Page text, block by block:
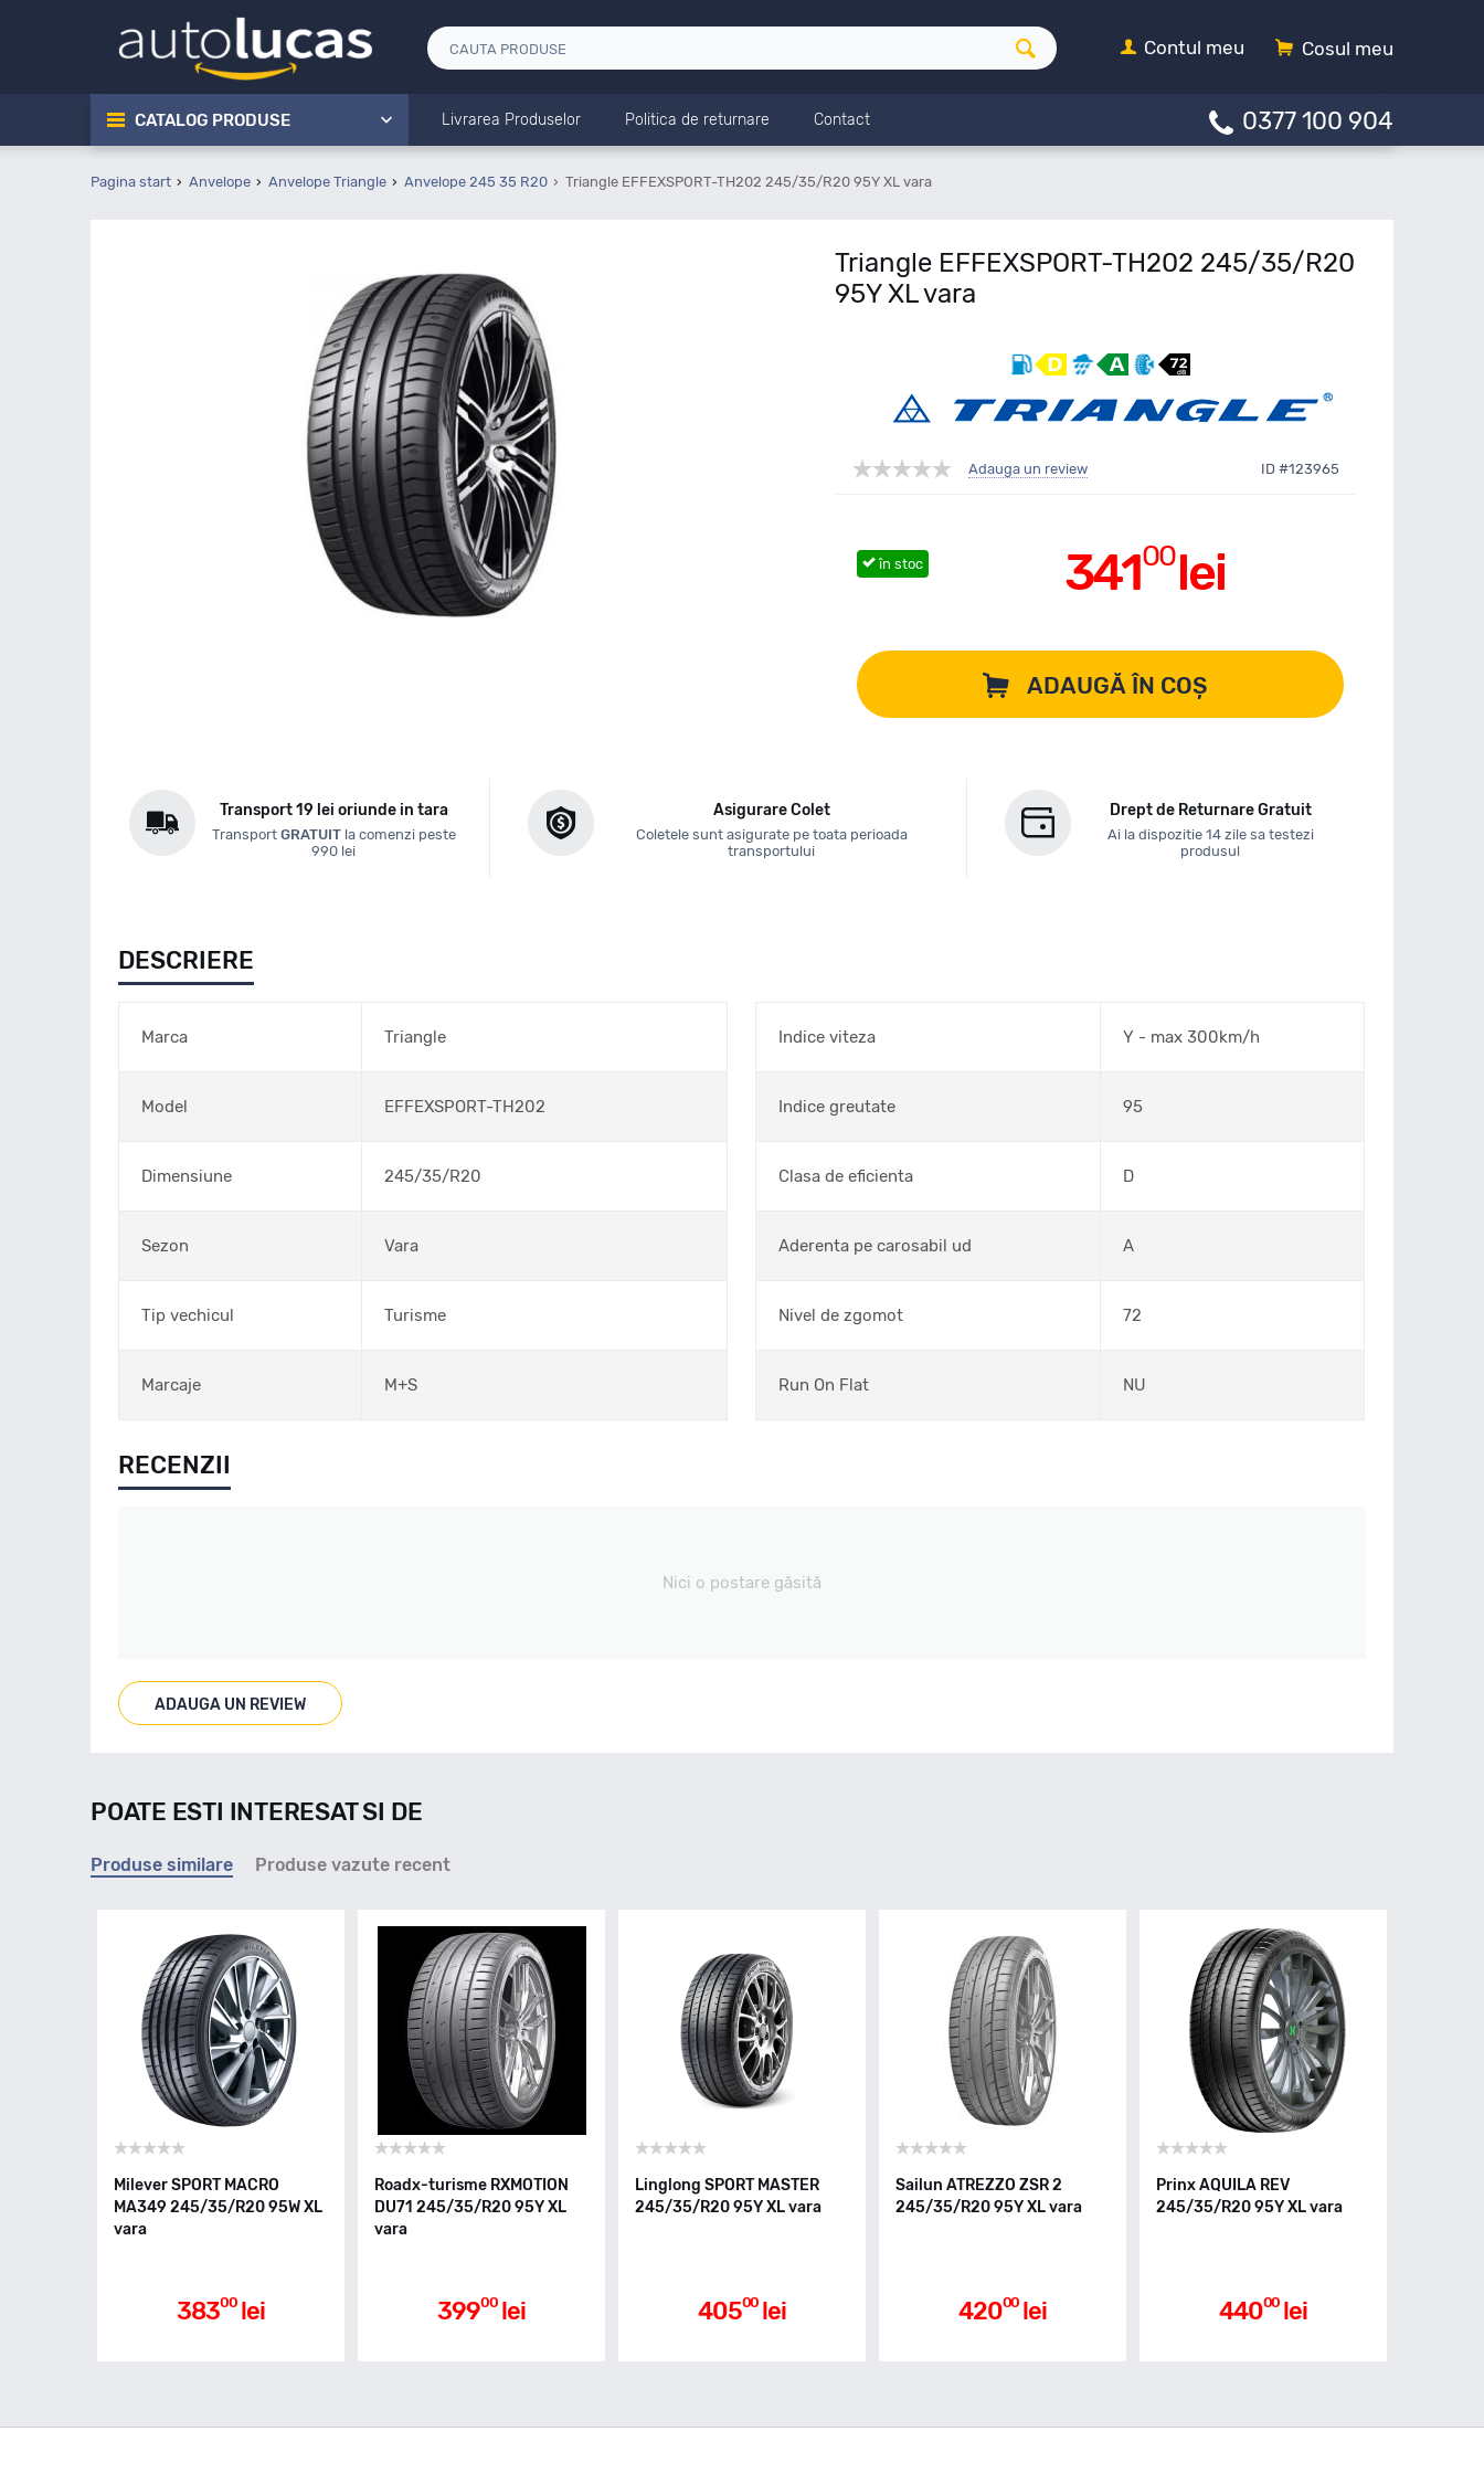
Cosul meu
Contul meu
CATALOG PRODUSE Livrarea Produselor Politica de returnare Contact 0377 100 904
Pagina start Anvelope Anvelope Triangle Anvelope 245 35 R20 Triangle EFFEXSPORT-TH202 245/35/R20 95Y XL vara
Triangle EFFEXSPORT-TH202 245/35/R20
95Y XL vara
Adauga un review ID #123965
34100lei
în stoc
ADAUGĂ ÎN COȘ
Transport 19 lei oriunde in tara
Transport GRATUITla comenzi peste
990 lei
Asigurare Colet
Coletele sunt asigurate pe toata perioada
transportului
Drept de Returnare Gratuit
Ai la dispozitie 14 zile sa testezi
produsul
DESCRIERE
Marca Triangle
Model EFFEXSPORT-TH202
Dimensiune 245/35/R20
Sezon Vara
Tip vechicul Turisme
Marcaje M+S
Indice viteza Y - max 300km/h
Indice greutate 95
Clasa de eficienta D
Aderenta pe carosabil ud A
Nivel de zgomot 72
Run On Flat NU
RECENZII
Nici o postare găsită
ADAUGA UN REVIEW
POATE ESTI INTERESAT SI DE
Produse similare Produse vazute recent
Milever SPORT MACRO
MA349 245/35/R20 95W XL
vara
38300 lei
Roadx-turisme RXMOTION
DU71 245/35/R20 95Y XL
vara
39900 lei
Linglong SPORT MASTER
245/35/R20 95Y XL vara
40500 lei
Sailun ATREZZO ZSR 2
245/35/R20 95Y XL vara
42000 lei
Prinx AQUILA REV
245/35/R20 95Y XL vara
44000 lei